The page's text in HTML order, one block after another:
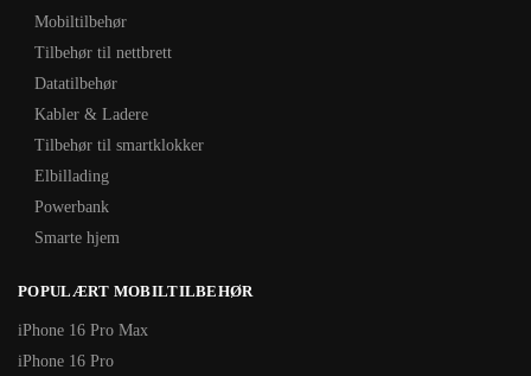
Mobiltilbehør
Tilbehør til nettbrett
Datatilbehør
Kabler & Ladere
Tilbehør til smartklokker
Elbillading
Powerbank
Smarte hjem
POPULÆRT MOBILTILBEHØR
iPhone 16 Pro Max
iPhone 16 Pro